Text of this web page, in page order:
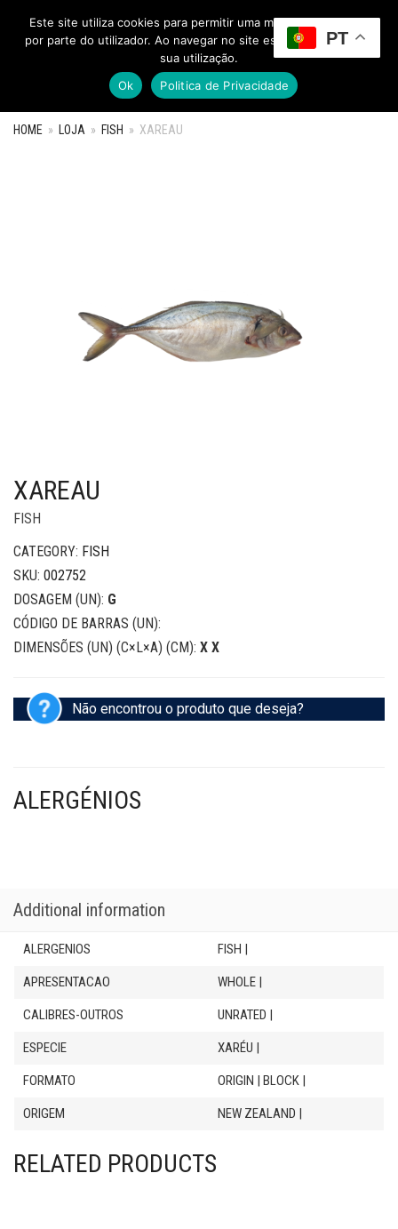
Toggle Menu
HOME » LOJA » FISH » XAREAU
XAREAU
FISH
CATEGORY: FISH
SKU: 002752
DOSAGEM (UN): G
CÓDIGO DE BARRAS (UN):
DIMENSÕES (UN) (C×L×A) (CM): X X
Não encontrou o produto que deseja?
ALERGÉNIOS
Additional information
ALERGENIOS FISH |
APRESENTACAO WHOLE |
CALIBRES-OUTROS UNRATED |
ESPECIE XARÉU |
FORMATO ORIGIN | BLOCK |
ORIGEM NEW ZEALAND |
RELATED PRODUCTS
PT
Este site utiliza cookies para permitir uma melhor experiência
por parte do utilizador. Ao navegar no site estará a consentir a
sua utilização.
Ok
Politica de Privacidade